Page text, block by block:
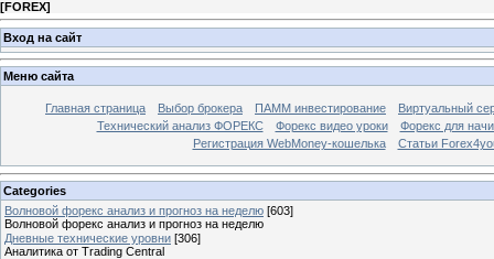
[FOREX]
Вход на сайт
Меню сайта
Главная страница Выбор брокера ПАММ инвестирование
Виртуальный
Технический анализ ФОРЕКС
Форекс видео уроки
Форекс для
Регистрация WebMoney-кошелька
Статьи
Categories
Волновой форекс анализ и прогноз на неделю [603]
Волновой форекс анализ и прогноз на неделю
Дневные технические уровни [306]
Аналитика от Trading Central